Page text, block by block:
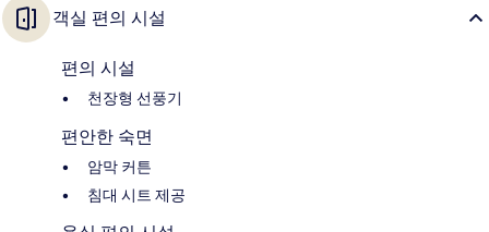
객실 편의 시설
편의 시설
천장형 선풍기
편안한 숙면
암막 커튼
침대 시트 제공